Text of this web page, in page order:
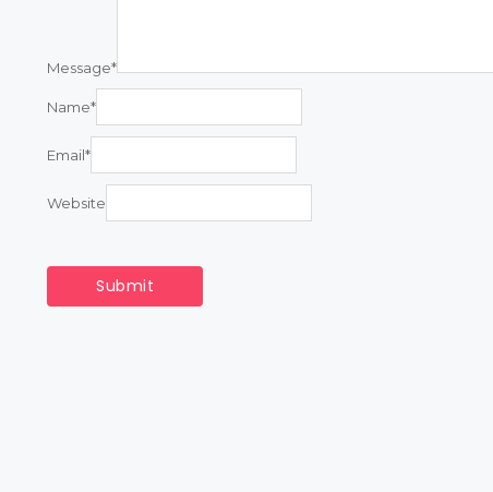
Message*
Name*
Email*
Website